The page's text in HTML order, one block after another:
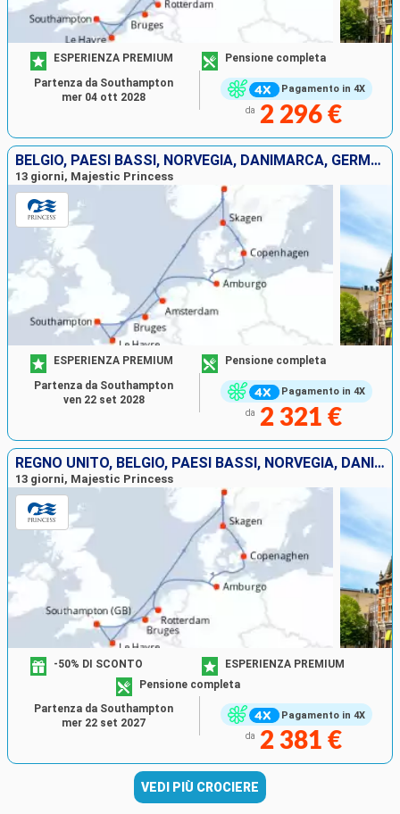
Pagamento in 4X
ESPERIENZA PREMIUM Pensione completa
da 2 296 €
Partenza da Southampton
mer 04 ott 2028
BELGIO, PAESI BASSI, NORVEGIA, DANIMARCA, GERMANIA, FRANCIA, REGNO UNITO
13 giorni, Majestic Princess
Pagamento in 4X
ESPERIENZA PREMIUM Pensione completa
da 2 321 €
Partenza da Southampton
ven 22 set 2028
REGNO UNITO, BELGIO, PAESI BASSI, NORVEGIA, DANIMARCA, GERMANIA, FRANCIA
13 giorni, Majestic Princess
Pagamento in 4X
-50% DI SCONTO
ESPERIENZA PREMIUM
Pensione completa
da 2 381 €
Partenza da Southampton
mer 22 set 2027
VEDI PIÙ CROCIERE